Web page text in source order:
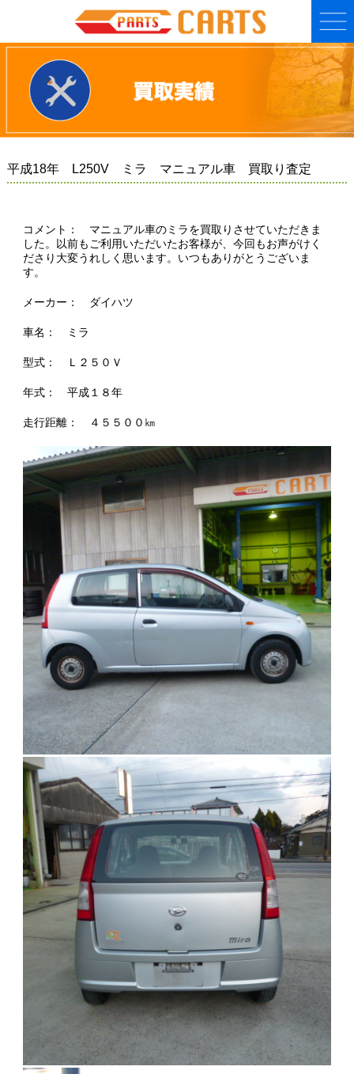
平成18年 L250V ミラ マニュアル車 買取り査定
コメント： マニュアル車のミラを買取りさせていただきま
した。以前もご利用いただいたお客様が、今回もお声がけく
ださり大変うれしく思います。いつもありがとうございま
す。
メーカー： ダイハツ
車名： ミラ
型式： Ｌ２５０Ｖ
年式： 平成１８年
走行距離： ４５５００㎞